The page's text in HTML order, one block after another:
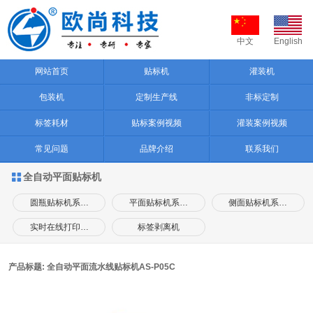
中文 English
网站首页 贴标机 灌装机
包装机 定制生产线 非标定制
标签耗材 贴标案例视频 灌装案例视频
常见问题 品牌介绍 联系我们
 全自动平面贴标机
圆瓶贴标机系… 平面贴标机系… 侧面贴标机系…
实时在线打印… 标签剥离机
产品标题: 全自动平面流水线贴标机AS-P05C